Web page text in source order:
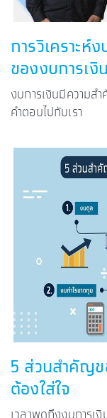
การวิเคราะห์
ของงบการเ
งบการเงินมีความส
คำตอบไปกับเรา
5 ส่วนสำคัญข
ต้องใส่ใจ